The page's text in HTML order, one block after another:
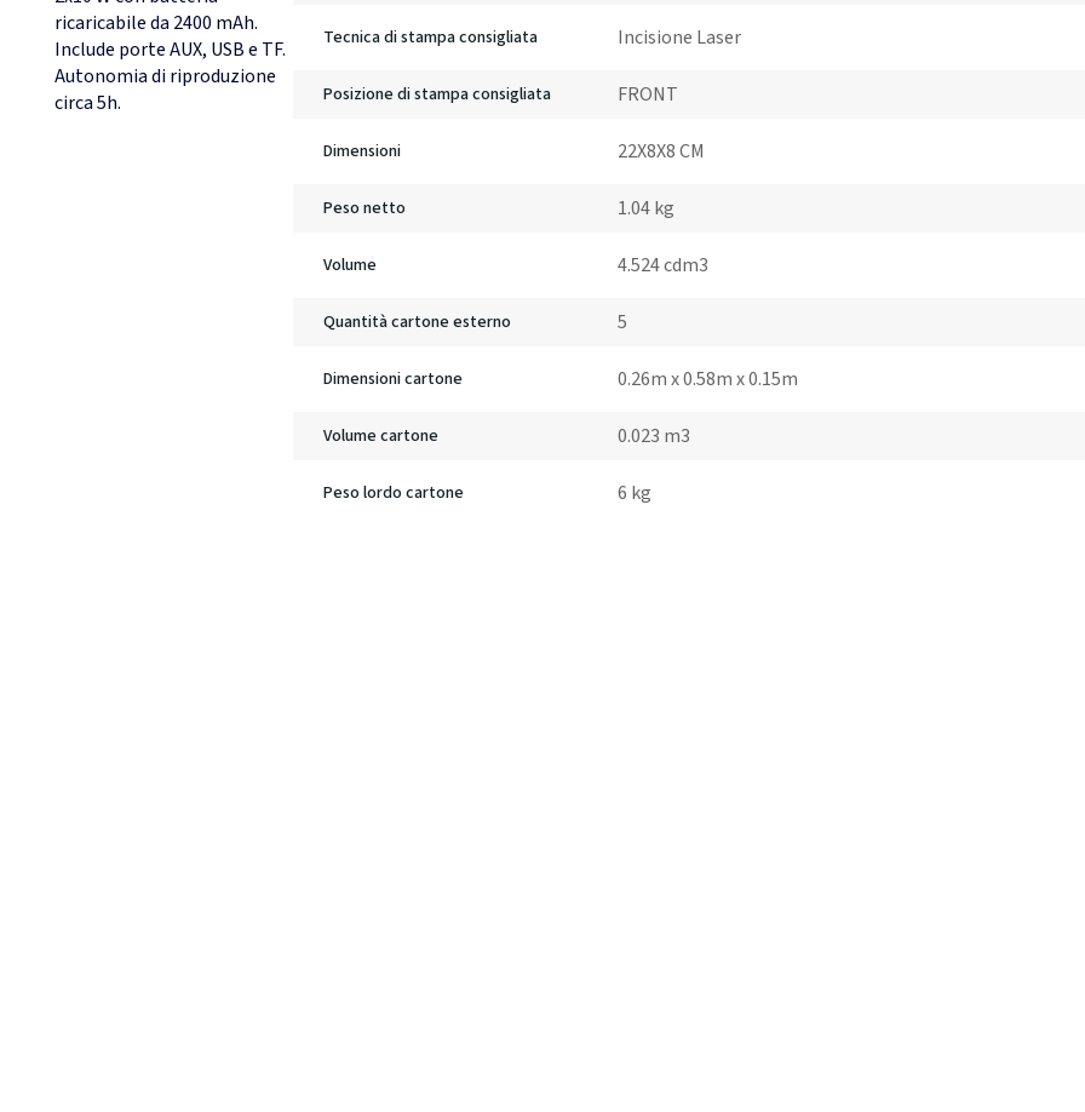
ricaricabile da 2400 mAh.
Include porte AUX, USB e TF.
Autonomia di riproduzione
circa 5h.
Tecnica di stampa consigliata Incisione Laser
Posizione di stampa consigliata FRONT
Dimensioni 22X8X8 CM
Peso netto 1.04 kg
Volume 4.524 cdm3
Quantità cartone esterno 5
Dimensioni cartone 0.26m x 0.58m x 0.15m
Volume cartone 0.023 m3
Peso lordo cartone 6 kg